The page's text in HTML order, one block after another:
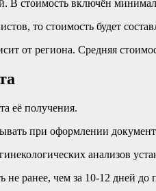
В стоимость включён
то стоимость будет
от региона. Средняя
её получения.
при оформлении
анализов
ранее, чем за 10-12 дней до